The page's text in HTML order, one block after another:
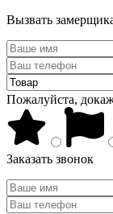
Вызвать
Пожалуйста,
Заказать звонок